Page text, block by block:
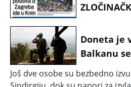
Spajić i
delegaciju
Doneta je
Balkanu
ratni
Još dve osobe su bezbedno